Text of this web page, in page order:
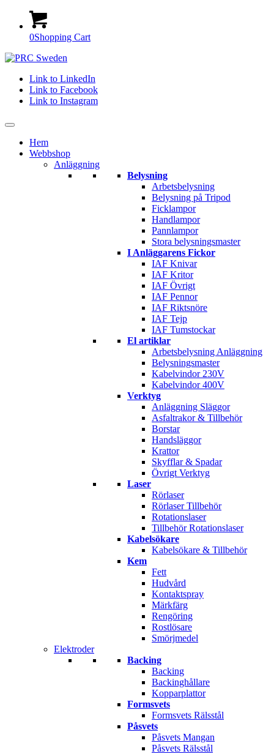
0Shopping Cart
Link to LinkedIn
Link to Facebook
Link to Instagram
Hem
Webbshop
Anläggning
Belysning
Arbetsbelysning
Belysning på Tripod
Ficklampor
Handlampor
Pannlampor
Stora belysningsmaster
I Anläggarens Fickor
IAF Knivar
IAF Kritor
IAF Övrigt
IAF Pennor
IAF Riktsnöre
IAF Tejp
IAF Tumstockar
El artiklar
Arbetsbelysning Anläggning
Belysningsmaster
Kabelvindor 230V
Kabelvindor 400V
Verktyg
Anläggning Släggor
Asfaltrakor & Tillbehör
Borstar
Handsläggor
Krattor
Skyfflar & Spadar
Övrigt Verktyg
Laser
Rörlaser
Rörlaser Tillbehör
Rotationslaser
Tillbehör Rotationslaser
Kabelsökare
Kabelsökare & Tillbehör
Kem
Fett
Hudvård
Kontaktspray
Märkfärg
Rengöring
Rostlösare
Smörjmedel
Elektroder
Backing
Backing
Backinghållare
Kopparplattor
Formsvets
Formsvets Rälsstål
Påsvets
Påsvets Mangan
Påsvets Rälsstål